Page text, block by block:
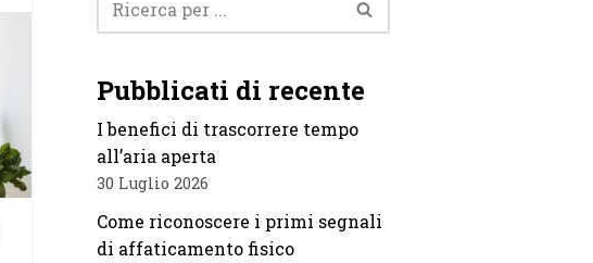
Pubblicati di recente
I benefici di trascorrere tempo
all’aria aperta
30 Luglio 2026
Come riconoscere i primi segnali
di affaticamento fisico